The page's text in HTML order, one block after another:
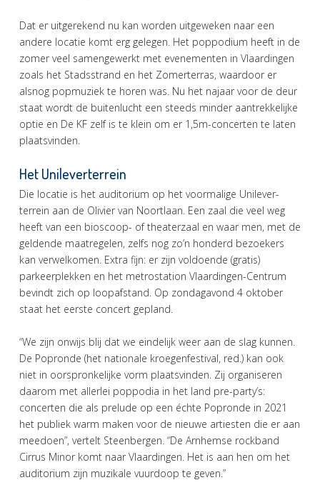
Dat er uitgerekend nu kan worden uitgeweken naar een
andere locatie komt erg gelegen. Het poppodium heeft in de
zomer veel samengewerkt met evenementen in Vlaardingen
zoals het Stadsstrand en het Zomerterras, waardoor er
alsnog popmuziek te horen was. Nu het najaar voor de deur
staat wordt de buitenlucht een steeds minder aantrekkelijke
optie en De KF zelf is te klein om er 1,5m-concerten te laten
plaatsvinden.
Het Unileverterrein
Die locatie is het auditorium op het voormalige Unilever-
terrein aan de Olivier van Noortlaan. Een zaal die veel weg
heeft van een bioscoop- of theaterzaal en waar men, met de
geldende maatregelen, zelfs nog zo’n honderd bezoekers
kan verwelkomen. Extra fijn: er zijn voldoende (gratis)
parkeerplekken en het metrostation Vlaardingen-Centrum
bevindt zich op loopafstand. Op zondagavond 4 oktober
staat het eerste concert gepland.
“We zijn onwijs blij dat we eindelijk weer aan de slag kunnen.
De Popronde (het nationale kroegenfestival, red.) kan ook
niet in oorspronkelijke vorm plaatsvinden. Zij organiseren
daarom met allerlei poppodia in het land pre-party’s:
concerten die als prelude op een échte Popronde in 2021
het publiek warm maken voor de nieuwe artiesten die er aan
meedoen”, vertelt Steenbergen. “De Arnhemse rockband
Cirrus Minor komt naar Vlaardingen. Het is aan hen om het
auditorium zijn muzikale vuurdoop te geven.”